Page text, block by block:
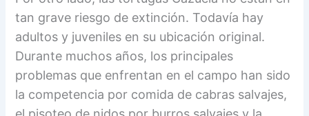
tan grave riesgo de extinción. Todavía hay
adultos y juveniles en su ubicación original.
Durante muchos años, los principales
problemas que enfrentan en el campo han sido
la competencia por comida de cabras salvajes,